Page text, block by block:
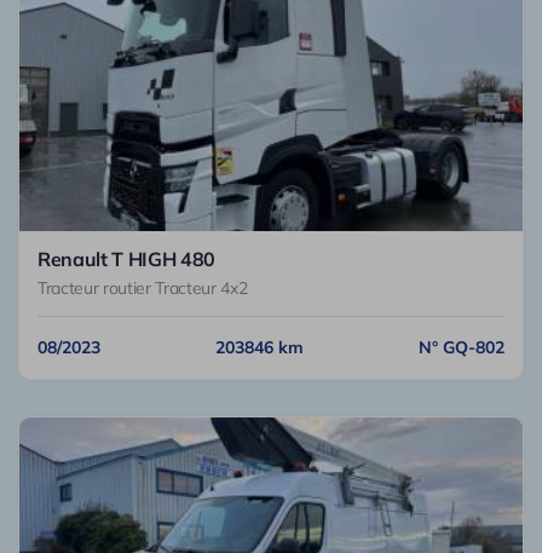
Renault T HIGH 480
Tracteur routier Tracteur 4x2
08/2023 203846 km N° GQ-802